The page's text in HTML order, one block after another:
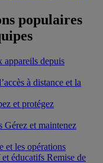
populaires
appareils depuis
à distance et la
et protégez
Gérez et maintenez
et les opérations
éducatifs Remise de